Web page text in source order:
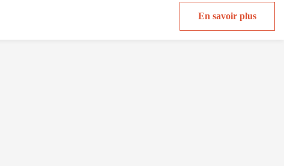
En savoir plus